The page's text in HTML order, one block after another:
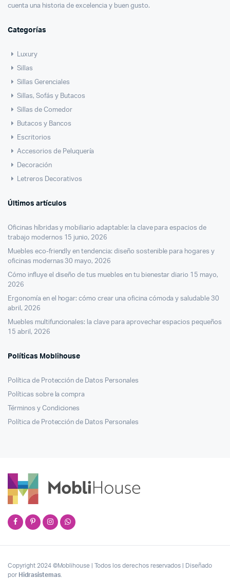
cuenta una historia de excelencia y buen gusto.
Categorías
Luxury
Sillas
Sillas Gerenciales
Sillas, Sofás y Butacos
Sillas de Comedor
Butacos y Bancos
Escritorios
Accesorios de Peluquería
Decoración
Letreros Decorativos
Últimos artículos
Oficinas híbridas y mobiliario adaptable: la clave para espacios de
trabajo modernos 15 junio, 2026
Muebles eco-friendly en tendencia: diseño sostenible para hogares y
oficinas modernas 30 mayo, 2026
Cómo influye el diseño de tus muebles en tu bienestar diario 15 mayo,
2026
Ergonomía en el hogar: cómo crear una oficina cómoda y saludable 30
abril, 2026
Muebles multifuncionales: la clave para aprovechar espacios pequeños
15 abril, 2026
Políticas Moblihouse
Política de Protección de Datos Personales
Políticas sobre la compra
Términos y Condiciones
Política de Protección de Datos Personales
Copyright 2024 ©Moblihouse | Todos los derechos reservados | Diseñado
por Hidrasistemas.